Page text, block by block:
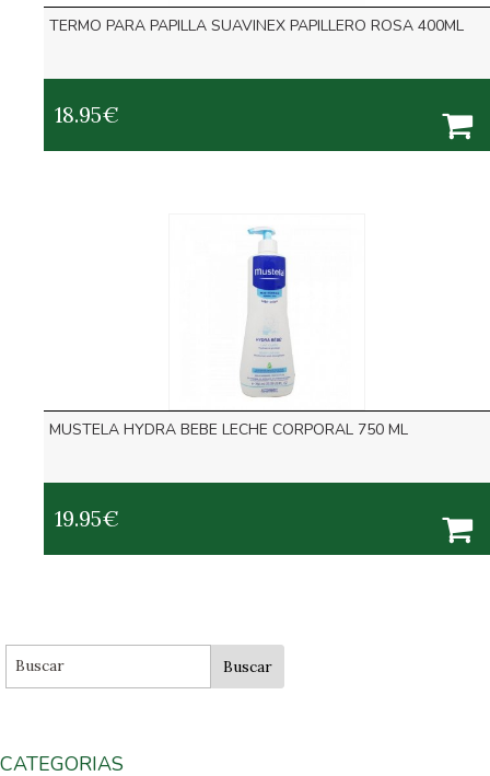
TERMO PARA PAPILLA SUAVINEX PAPILLERO ROSA 400ML
18.95€
MUSTELA HYDRA BEBE LECHE CORPORAL 750 ML
19.95€
CATEGORIAS